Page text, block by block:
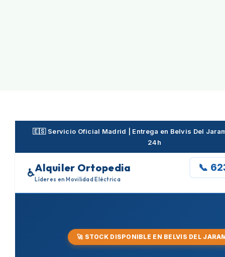
🇪🇸 Servicio Oficial Madrid | Entrega en Belvis Del
24h
♿Alquiler Ortopedia
Líderes en Movilidad Eléctrica
📞
🚀 STOCK DISPONIBLE EN BELVIS DEL